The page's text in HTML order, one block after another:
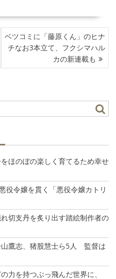
ベツコミに「藤原くん」のヒナ
チなお3本立て、フクシマハル
カの新連載も
ほのぼの楽しく育てるため幸せ
役令嬢を貫く「悪役令嬢カトリ
切支丹を炙り出す踏絵制作者の
鷹志、猪股慧士ら5人 監督は
力を持つぶっ飛んだ世界に、